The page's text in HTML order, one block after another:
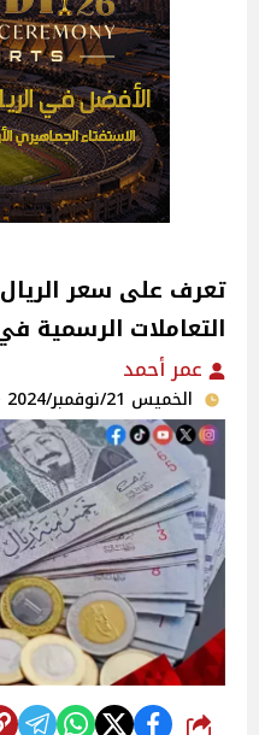
تعرف على سعر
التعاملات الرسمية
عمر أحمد
الخميس 21/نوفمبر/2024 - 10:23 ص